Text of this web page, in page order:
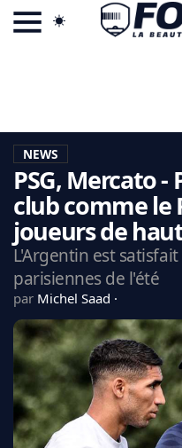
LA CHARTE
VIE PRIVÉE
CGU
CONTACTEZ-NOUS
MERCATO
EDF
PSG
LIGUE 1
REAL MADRID
FC BARCELONE
MANCHESTER UNITED
NEWS
PSG, Mercato
club comme le
joueurs de
L'Argentin est
parisiennes de l'été
par Michel Saad